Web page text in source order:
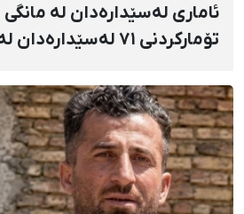
شوێنی نادیار و لەبەر چاوی